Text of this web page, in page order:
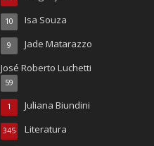
Isa Souza
10
Jade Matarazzo
9
José Roberto Luchetti
59
Juliana Biundini
1
Literatura
345